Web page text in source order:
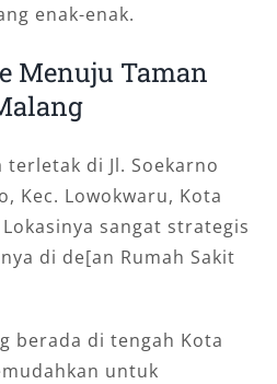
enak-enak.
Menuju Taman
terletak di Jl. Soekarno
Kec. Lowokwaru, Kota
sangat strategis
di de[an Rumah Sakit
berada di tengah Kota
untuk